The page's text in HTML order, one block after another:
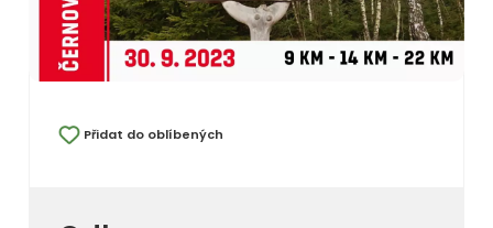
Přidat do oblíbených